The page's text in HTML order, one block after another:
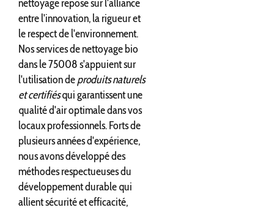
nettoyage repose sur l'alliance
entre l'innovation, la rigueur et
le respect de l'environnement.
Nos services de nettoyage bio
dans le 75008 s'appuient sur
l'utilisation deproduits naturels
et certifiésqui garantissent une
qualité d'air optimale dans vos
locaux professionnels. Forts de
plusieurs années d'expérience,
nous avons développé des
méthodes respectueuses du
développement durable qui
allient sécurité et efficacité,